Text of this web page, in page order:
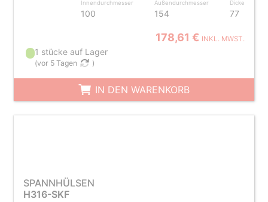
Innendurchmesser
100
Außendurchmesser
154
Dicke
77
178,61 € INKL. MWST.
1 stücke auf Lager
(vor 5 Tagen )
IN DEN WARENKORB
SPANNHÜLSEN
H316-SKF